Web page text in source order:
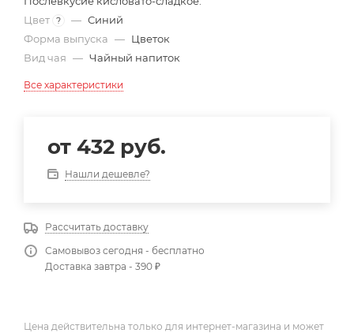
Цвет ? — Синий
Форма выпуска — Цветок
Вид чая — Чайный напиток
Все характеристики
от 432 руб.
Нашли дешевле?
Рассчитать доставку
Самовывоз сегодня - бесплатно
Доставка завтра - 390 ₽
Цена действительна только для интернет-магазина и может